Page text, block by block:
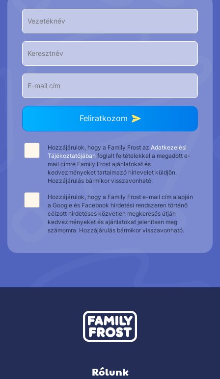
Feliratkozom
Hozzájárulok, hogy a Family Frost az Adatkezelési
Tájékoztatójában foglalt feltételekkel a megadott e-
mail címre Family Frost ajánlatokat és
kedvezményeket tartalmazó hírlevelet küldjön.
Hozzájárulás bármikor visszavonható.
Hozzájárulok, hogy a Family Frost e-mail cím alapján
a Google és Facebook hirdetési rendszeren történő
célzott hirdetéses közvetlen megkeresés útján
kedvezményeket és ajánlatokat jelenítsen meg
számomra. Hozzájárulás bármikor visszavonható.
Rólunk